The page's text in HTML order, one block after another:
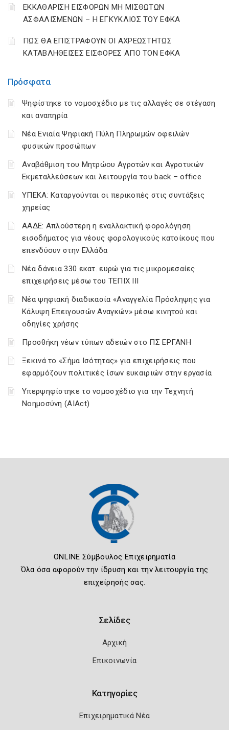
Πρόσφατα
Ψηφίστηκε το νομοσχέδιο με τις αλλαγές σε στέγαση
και αναπηρία
Νέα Ενιαία Ψηφιακή Πύλη Πληρωμών οφειλών
φυσικών προσώπων
Αναβάθμιση του Μητρώου Αγροτών και Αγροτικών
Εκμεταλλεύσεων και λειτουργία του back – office
ΥΠΕΚΑ: Καταργούνται οι περικοπές στις συντάξεις
χηρείας
ΑΑΔΕ: Απλούστερη η εναλλακτική φορολόγηση
εισοδήματος για νέους φορολογικούς κατοίκους που
επενδύουν στην Ελλάδα
Νέα δάνεια 330 εκατ. ευρώ για τις μικρομεσαίες
επιχειρήσεις μέσω του ΤΕΠΙΧ ΙΙΙ
Νέα ψηφιακή διαδικασία «Αναγγελία Πρόσληψης για
Κάλυψη Επειγουσών Αναγκών» μέσω κινητού και
οδηγίες χρήσης
Προσθήκη νέων τύπων αδειών στο ΠΣ ΕΡΓΑΝΗ
Ξεκινά το «Σήμα Ισότητας» για επιχειρήσεις που
εφαρμόζουν πολιτικές ίσων ευκαιριών στην εργασία
Υπερψηφίστηκε το νομοσχέδιο για την Τεχνητή
Νοημοσύνη (AIAct)
ΕΚΚΑΘΑΡΙΣΗ ΕΙΣΦΟΡΩΝ ΜΗ ΜΙΣΘΩΤΩΝ
ΑΣΦΑΛΙΣΜΕΝΩΝ – Η ΕΓΚΥΚΛΙΟΣ ΤΟΥ ΕΦΚΑ
ΠΩΣ ΘΑ ΕΠΙΣΤΡΑΦΟΥΝ ΟΙ ΑΧΡΕΩΣΤΗΤΩΣ
ΚΑΤΑΒΛΗΘΕΙΣΕΣ ΕΙΣΦΟΡΕΣ ΑΠΟ ΤΟΝ ΕΦΚΑ
ONLINE Σύμβουλος Επιχειρηματία
Όλα όσα αφορούν την ίδρυση και την λειτουργία της
επιχείρησής σας.
Σελίδες
Αρχική
Επικοινωνία
Κατηγορίες
Επιχειρηματικά Νέα